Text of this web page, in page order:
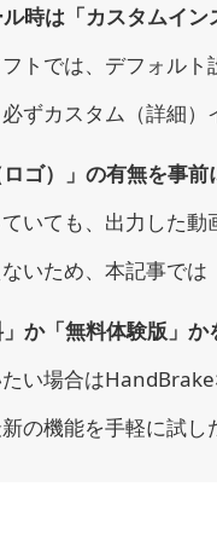
時は「カスタムイ
トでは、デフォル
ずカスタム（詳細）
ロゴ）」の有無を事
ていても、出力した
いため、本記事では
」か「無料体験版」
い場合は
の機能を手軽に試し